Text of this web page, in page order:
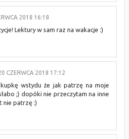
2018 16:18
Lektury w sam raz na wakacje :)
CZERWCA 2018 17:12
wstydu że jak patrzę na moje
;) dopóki nie przeczytam na inne
nie patrzę :)